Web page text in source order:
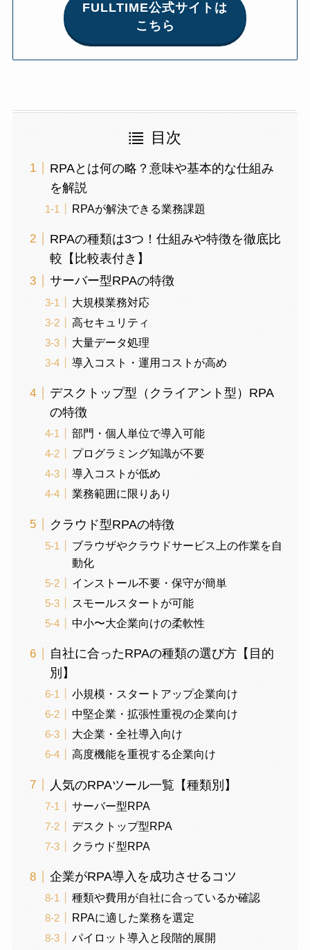
FULLTIME公式サイトは
こちら
目次
RPAとは何の略？意味や基本的な仕組み
を解説
RPAが解決できる業務課題
RPAの種類は3つ！仕組みや特徴を徹底比
較【比較表付き】
サーバー型RPAの特徴
大規模業務対応
高セキュリティ
大量データ処理
導入コスト・運用コストが高め
デスクトップ型（クライアント型）RPA
の特徴
部門・個人単位で導入可能
プログラミング知識が不要
導入コストが低め
業務範囲に限りあり
クラウド型RPAの特徴
ブラウザやクラウドサービス上の作業を自
動化
インストール不要・保守が簡単
スモールスタートが可能
中小〜大企業向けの柔軟性
自社に合ったRPAの種類の選び方【目的
別】
小規模・スタートアップ企業向け
中堅企業・拡張性重視の企業向け
大企業・全社導入向け
高度機能を重視する企業向け
人気のRPAツール一覧【種類別】
サーバー型RPA
デスクトップ型RPA
クラウド型RPA
企業がRPA導入を成功させるコツ
種類や費用が自社に合っているか確認
RPAに適した業務を選定
パイロット導入と段階的展開